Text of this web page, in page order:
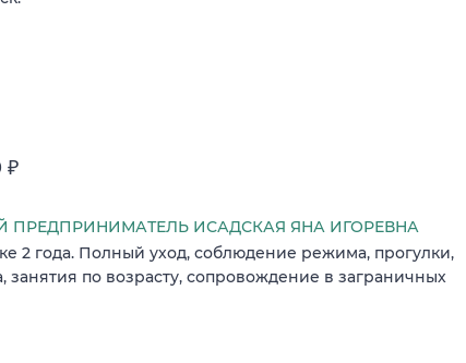
₽
ИСАДСКАЯ ЯНА ИГОРЕВНА
2 года. Полный уход, соблюдение режима, прогулки,
занятия по возрасту, сопровождение в заграничных